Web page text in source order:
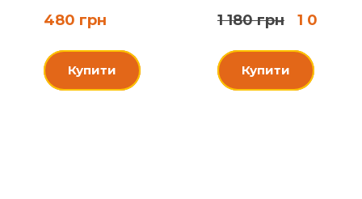
480 грн
Купити
1 180 грн
1 080
Купити